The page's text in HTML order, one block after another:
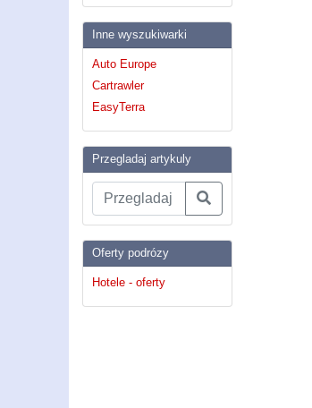
Inne wyszukiwarki
Auto Europe
Cartrawler
EasyTerra
Przegladaj artykuly
Oferty podrózy
Hotele - oferty